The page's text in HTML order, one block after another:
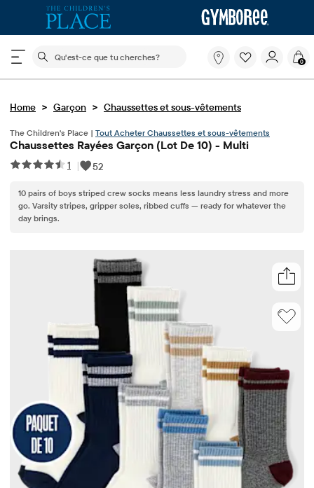
Le champ de recherche ci-dessous filtre les
Qu'est-
que
cherches?
0
Home > Garçon > Chaussettes et sous-vêtements
The Children's Place | Tout Acheter Chaussettes et sous-vêtements
Chaussettes Rayées Garçon (lot De 10) - Multi
1 | 52
10 pairs of boys striped crew socks means less laundry stress and more
go. Varsity stripes, gripper soles, ribbed cuffs — ready for whatever the
day brings.